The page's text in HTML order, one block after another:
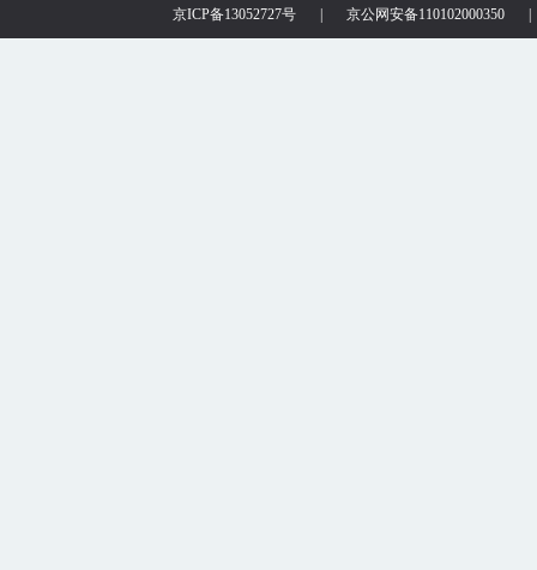
京ICP备13052727号 京公网安备110102000350